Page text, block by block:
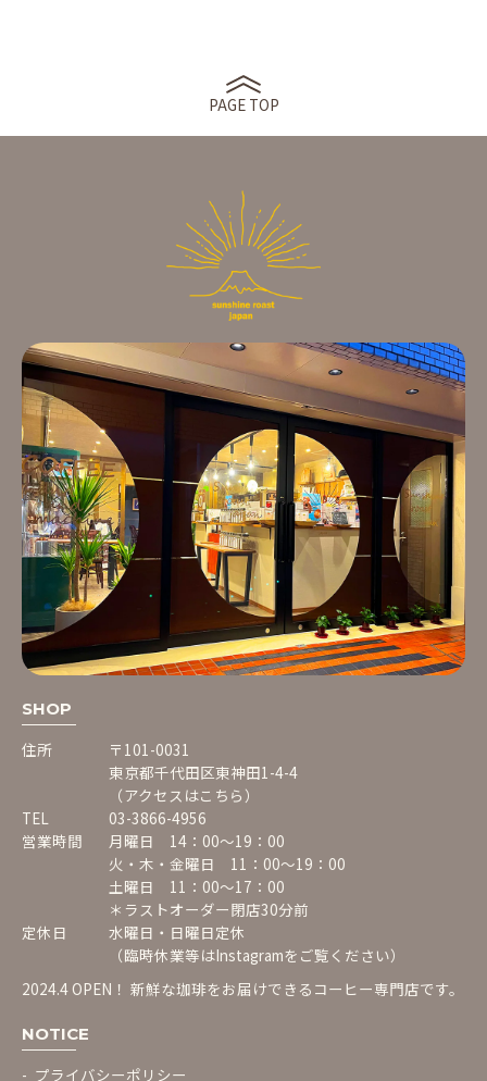
PAGE TOP
SHOP
住所
〒101-0031
東京都千代田区東神田1-4-4
（アクセスはこちら）
TEL
03-3866-4956
営業時間
月曜日 14：00〜19：00
火・木・金曜日 11：00〜19：00
土曜日 11：00〜17：00
＊ラストオーダー閉店30分前
定休日
水曜日・日曜日定休
（臨時休業等はInstagramをご覧ください）
2024.4 OPEN！ 新鮮な珈琲をお届けできるコーヒー専門店です。
NOTICE
プライバシーポリシー